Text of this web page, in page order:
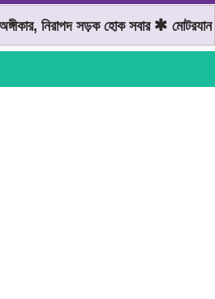
নিরাপদ সড়ক হোক সবার মোটরযান